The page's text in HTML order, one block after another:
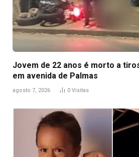
Jovem de 22 anos é morto a
em avenida de Palmas
agosto 7, 2026 0 Visitas